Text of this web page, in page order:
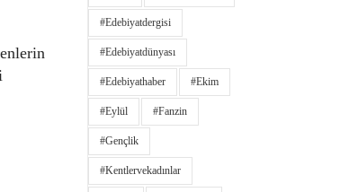
#edebiyatdergisi
#edebiyatdünyası
#edebiyathaber #ekim
#eylül #fanzin
#gençlik
#kentlervekadınlar